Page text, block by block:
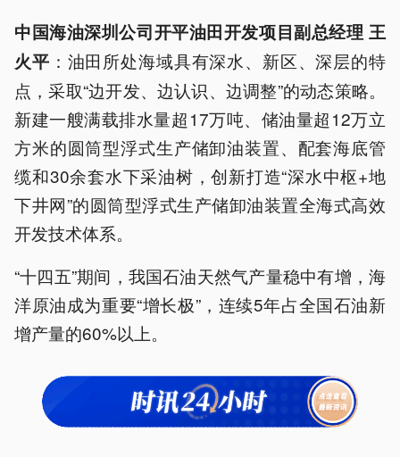
中国海油深圳公司开平油田开发项目副总经理 王
火平 ：油田所处海域具有深水、新区、深层的特
点，采取“边开发、边认识、边调整”的动态策略。
新建一艘满载排水量超17万吨、储油量超12万立
方米的圆筒型浮式生产储卸油装置、配套海底管
缆和30余套水下采油树，创新打造“深水中枢+地
下井网”的圆筒型浮式生产储卸油装置全海式高效
开发技术体系。
“十四五”期间，我国石油天然气产量稳中有增，海
洋原油成为重要“增长极”，连续5年占全国石油新
增产量的60%以上。